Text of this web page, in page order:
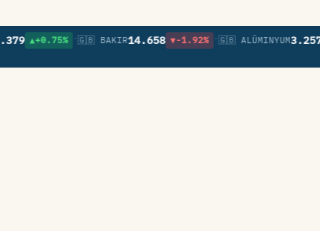
▲+0.75% 🇬🇧 BAKIR14.658 ▼-1.92% •🇬🇧 ALÜMINYUM3.257